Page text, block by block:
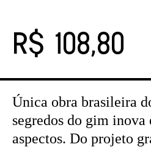
R$ 108,80
Única obra brasileira
segredos do gim inova
aspectos. Do projeto